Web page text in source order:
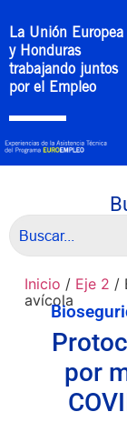
La Unión Europea
y Honduras
trabajando juntos
por el Empleo
Inicio / Eje 2 /
avícola
por